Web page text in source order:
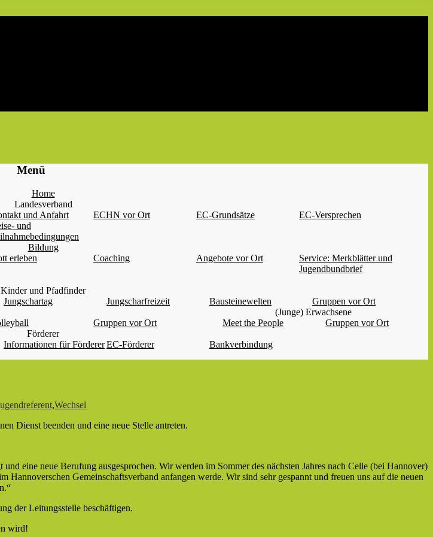
Menü
Home
Landesverband
und Anfahrt ECHN vor Ort EC-Grundsätze
EC-Versprechen
und
Bildung
erleben Coaching Angebote vor Ort
Service: Merkblätter und
Jugendbundbrief
Kinder und Pfadfinder
Jungschartag Jungscharfreizeit Bausteinewelten
Gruppen vor Ort
Gruppen vor Ort
(Junge) Erwachsene
Meet the People
Gruppen vor Ort
Förderer
Informationen für FördererEC-Förderer Bankverbindung
,Wechsel
Dienst beenden und eine neue Stelle antreten.
eine neue Berufung ausgesprochen. Wir werden im Sommer des nächsten Jahres nach Celle (bei Hannover)
Gemeinschaftsverband anfangen werde. Wir sind sehr gespannt und freuen uns auf die neuen
der Leitungsstelle beschäftigen.
wird!